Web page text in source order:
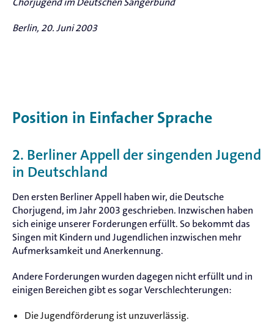
Berlin, 20. Juni 2003
Position in Einfacher Sprache
2. Berliner Appell der singenden Jugend
in Deutschland
Den ersten Berliner Appell haben wir, die Deutsche
Chorjugend, im Jahr 2003 geschrieben. Inzwischen haben
sich einige unserer Forderungen erfüllt. So bekommt das
Singen mit Kindern und Jugendlichen inzwischen mehr
Aufmerksamkeit und Anerkennung.
Andere Forderungen wurden dagegen nicht erfüllt und in
einigen Bereichen gibt es sogar Verschlechterungen:
Die Jugendförderung ist unzuverlässig.